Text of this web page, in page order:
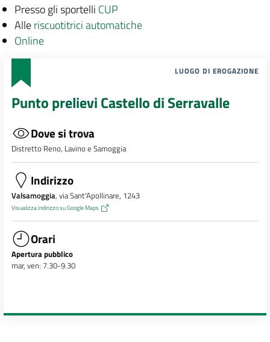
Presso gli sportelli CUP
Alleriscuotitrici automatiche
Online
LUOGO DI EROGAZIONE
Punto prelievi Castello di Serravalle
Dove si trova
Distretto Reno, Lavino e Samoggia
Indirizzo
Valsamoggia, via Sant'Apollinare, 1243
Visualizza indirizzo su Google Maps
Orari
Apertura pubblico
mar, ven: 7.30-9.30